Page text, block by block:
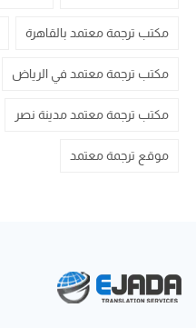
مكتب ترجمة معتمد بالقاهرة
مكتب ترجمة معتمد في الرياض
مكتب ترجمة معتمد مدينة نصر
موقع ترجمة معتمد